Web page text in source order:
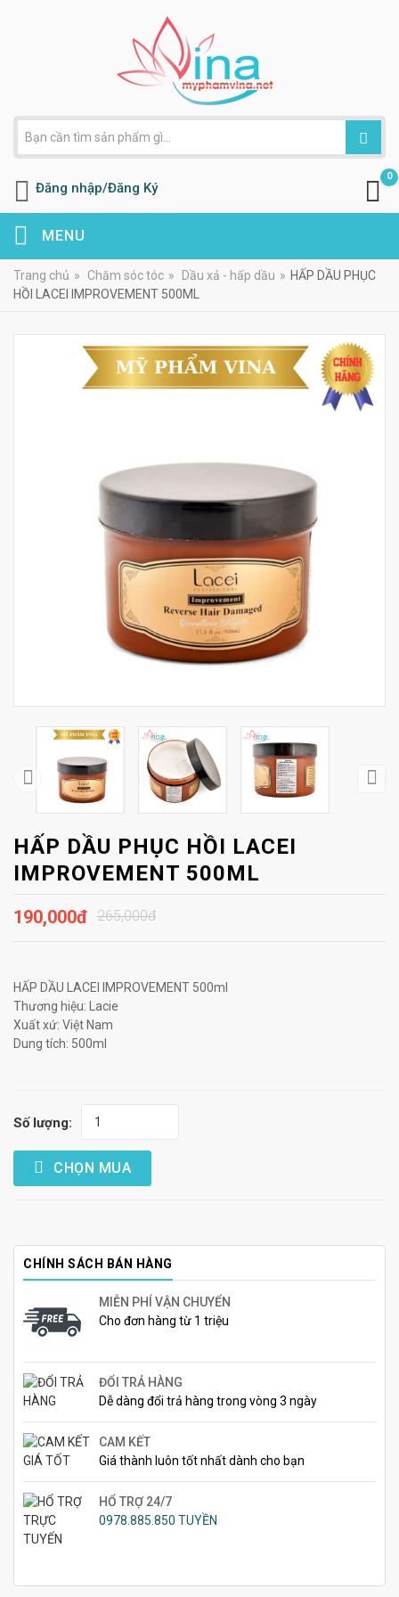
Đăng nhập/Đăng Ký
0
MENU
Trang chủ » Chăm sóc tóc » Dầu xả - hấp dầu » HẤP DẦU PHỤC
HỒI LACEI IMPROVEMENT 500ML
HẤP DẦU PHỤC HỒI LACEI
IMPROVEMENT 500ML
190,000đ 265,000đ
HẤP DẦU LACEI IMPROVEMENT 500ml
Thương hiệu: Lacie
Xuất xứ: Việt Nam
Dung tích: 500ml
Số lượng:
CHỌN MUA
CHÍNH SÁCH BÁN HÀNG
MIỄN PHÍ VẬN CHUYỂN
Cho đơn hàng từ 1 triệu
ĐỔI TRẢ HÀNG
Dễ dàng đổi trả hàng trong vòng 3 ngày
CAM KẾT
Giá thành luôn tốt nhất dành cho bạn
HỔ TRỢ 24/7
0978.885.850 TUYỀN